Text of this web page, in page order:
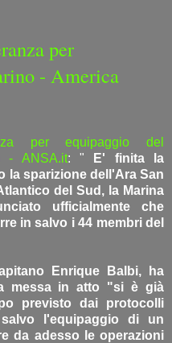
per
- America
per equipaggio del
- ANSA.it: "
E' finita la
la sparizione dell'Ara San
del Sud, la Marina
ufficialmente che
in salvo i 44 membri del
Enrique Balbi, ha
messa in atto "si è già
previsto dai protocolli
l'equipaggio di un
da adesso le operazioni